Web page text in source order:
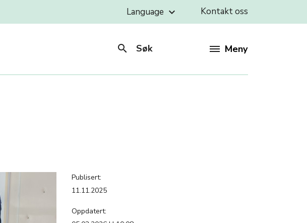
Language keyboard_arrow_down Kontakt oss
search Søk Meny
Publisert:
11.11.2025
Oppdatert: